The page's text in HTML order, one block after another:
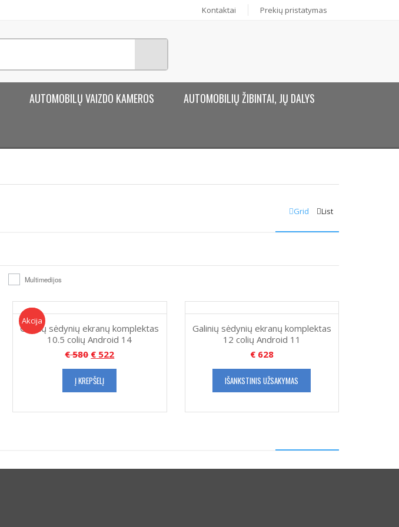
Kontaktai Prekių pristatymas
AUTOMOBILŲ VAIZDO KAMEROS AUTOMOBILIŲ ŽIBINTAI, JŲ DALYS
Grid List
Multimedijos
Akcija
Akcija!
Galinių sėdynių ekranų komplektas
10.5 colių Android 14
€580 € 522
Į KREPŠELĮ
Galinių sėdynių ekranų komplektas
12 colių Android 11
€628
IŠANKSTINIS UŽSAKYMAS